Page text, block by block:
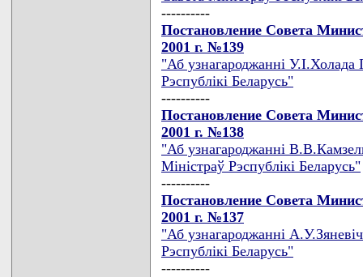
----------
Постановление Совета
2001 г. №139
"Аб узнагароджаннi У.I.Холада
Рэспублiкi Беларусь"
----------
Постановление Совета
2001 г. №138
"Аб узнагароджаннi
Мiнiстраў Рэспублiкi Беларусь"
----------
Постановление Совета
2001 г. №137
"Аб узнагароджаннi
Рэспублiкi Беларусь"
----------